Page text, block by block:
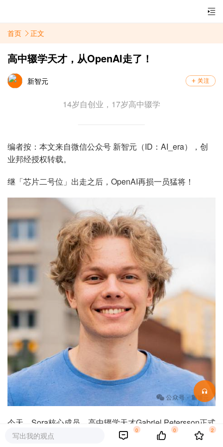
首页 正文
高中辍学天才，从OpenAI走了！
新智元
14岁自创业，17岁高中辍学
编者按：本文来自微信公众号 新智元（ID：AI_era），创
业邦经授权转载。
继「芯片二号位」出走之后，OpenAI再损一员猛将！
今天，Sora核心成员、高中辍学天才Gabriel Petersson正式
官宣——
写出我的观点
0 0 2